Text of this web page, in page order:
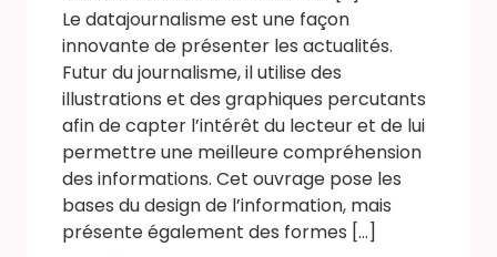
Le datajournalisme est une façon
innovante de présenter les actualités.
Futur du journalisme, il utilise des
illustrations et des graphiques percutants
afin de capter l’intérêt du lecteur et de lui
permettre une meilleure compréhension
des informations. Cet ouvrage pose les
bases du design de l’information, mais
présente également des formes [...]